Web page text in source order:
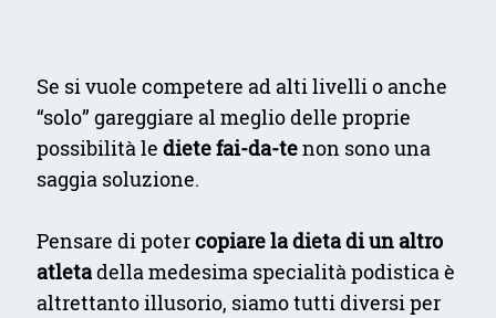
Se si vuole competere ad alti livelli o anche
“solo” gareggiare al meglio delle proprie
possibilità le diete fai-da-tenon sono una
saggia soluzione.
Pensare di potercopiare la dieta di un altro
atletadella medesima specialità podistica è
altrettanto illusorio, siamo tutti diversi per